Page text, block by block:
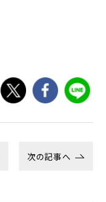
次の記事へ